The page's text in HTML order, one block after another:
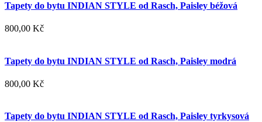
Tapety do bytu INDIAN STYLE od Rasch, Paisley béžová
800,00 Kč
Tapety do bytu INDIAN STYLE od Rasch, Paisley modrá
800,00 Kč
Tapety do bytu INDIAN STYLE od Rasch, Paisley tyrkysová